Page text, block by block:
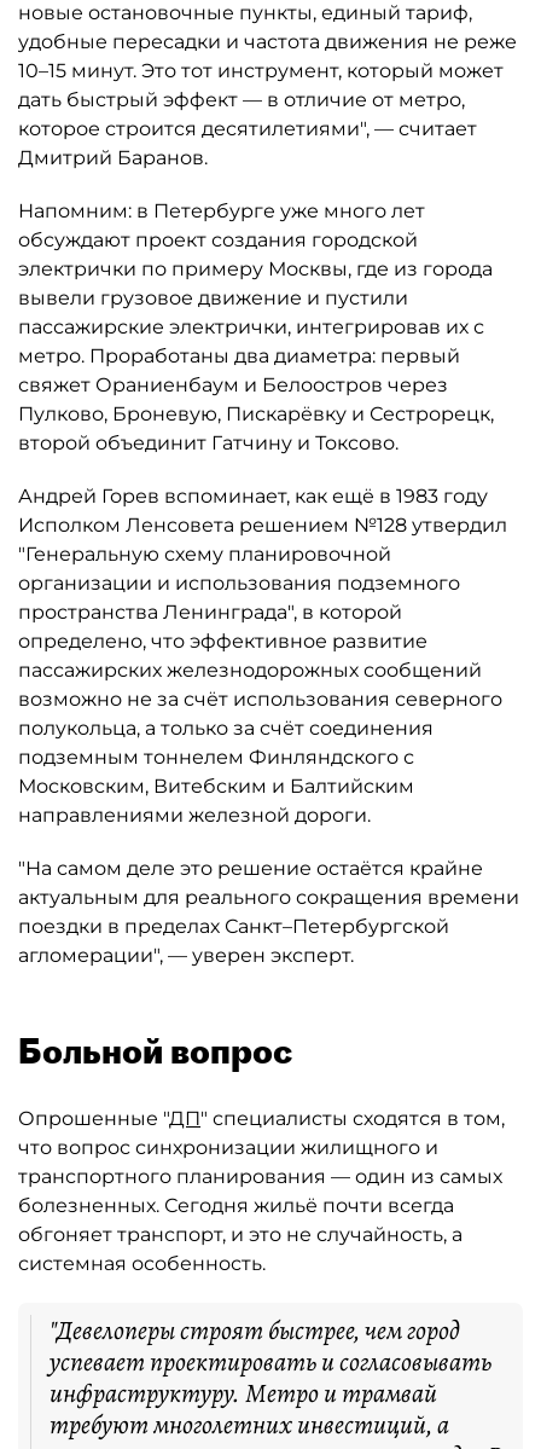
новые остановочные пункты, единый тариф,
удобные пересадки и частота движения не реже
10–15 минут. Это тот инструмент, который может
дать быстрый эффект — в отличие от метро,
которое строится десятилетиями", — считает
Дмитрий Баранов.
Напомним: в Петербурге уже много лет
обсуждают проект создания городской
электрички по примеру Москвы, где из города
вывели грузовое движение и пустили
пассажирские электрички, интегрировав их с
метро. Проработаны два диаметра: первый
свяжет Ораниенбаум и Белоостров через
Пулково, Броневую, Пискарёвку и Сестрорецк,
второй объединит Гатчину и Токсово.
Андрей Горев вспоминает, как ещё в 1983 году
Исполком Ленсовета решением №128 утвердил
"Генеральную схему планировочной
организации и использования подземного
пространства Ленинграда", в которой
определено, что эффективное развитие
пассажирских железнодорожных сообщений
возможно не за счёт использования северного
полукольца, а только за счёт соединения
подземным тоннелем Финляндского с
Московским, Витебским и Балтийским
направлениями железной дороги.
"На самом деле это решение остаётся крайне
актуальным для реального сокращения времени
поездки в пределах Санкт–Петербургской
агломерации", — уверен эксперт.
Больной вопрос
Опрошенные "ДП" специалисты сходятся в том,
что вопрос синхронизации жилищного и
транспортного планирования — один из самых
болезненных. Сегодня жильё почти всегда
обгоняет транспорт, и это не случайность, а
системная особенность.
"Девелоперы строят быстрее, чем город
успевает проектировать и согласовывать
инфраструктуру. Метро и трамвай
требуют многолетних инвестиций, а